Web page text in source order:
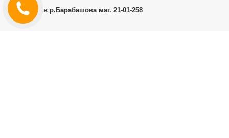
г.Харьков р.Барабашова маг. 21-01-258